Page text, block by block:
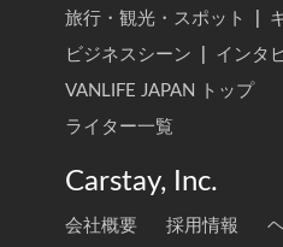
旅行・観光・スポット
ビジネスシーン
インタ
VANLIFE JAPAN トップ
ライター一覧
Carstay, Inc.
会社概要 採用情報